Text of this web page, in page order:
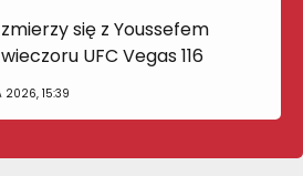
się z Youssefem
UFC Vegas 116
2026, 15:39